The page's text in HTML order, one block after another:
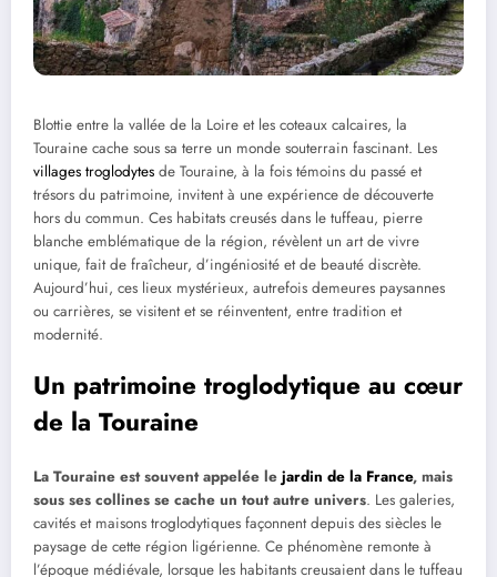
Blottie entre la vallée de la Loire et les coteaux calcaires, la
Touraine cache sous sa terre un monde souterrain fascinant. Les
villages troglodytes de Touraine, à la fois témoins du passé et
trésors du patrimoine, invitent à une expérience de découverte
hors du commun. Ces habitats creusés dans le tuffeau, pierre
blanche emblématique de la région, révèlent un art de vivre
unique, fait de fraîcheur, d’ingéniosité et de beauté discrète.
Aujourd’hui, ces lieux mystérieux, autrefois demeures paysannes
ou carrières, se visitent et se réinventent, entre tradition et
modernité.
Un patrimoine troglodytique au cœur
de la Touraine
La Touraine est souvent appelée le jardin de la France, mais
sous ses collines se cache un tout autre univers. Les galeries,
cavités et maisons troglodytiques façonnent depuis des siècles le
paysage de cette région ligérienne. Ce phénomène remonte à
l’époque médiévale, lorsque les habitants creusaient dans le tuffeau